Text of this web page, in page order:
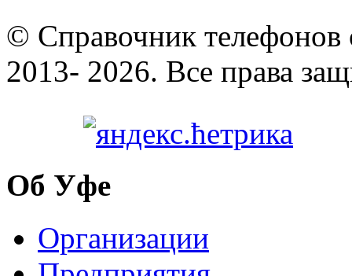
© Cправочник телефонов
2013- 2026. Все права
Об Уфе
Организации